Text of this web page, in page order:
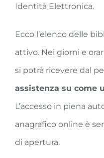
Identità Elettronica.
Ecco l’elenco delle
attivo. Nei giorni e
si potrà ricevere dal
assistenza su come
L’accesso in piena
anagrafico online è
di apertura.